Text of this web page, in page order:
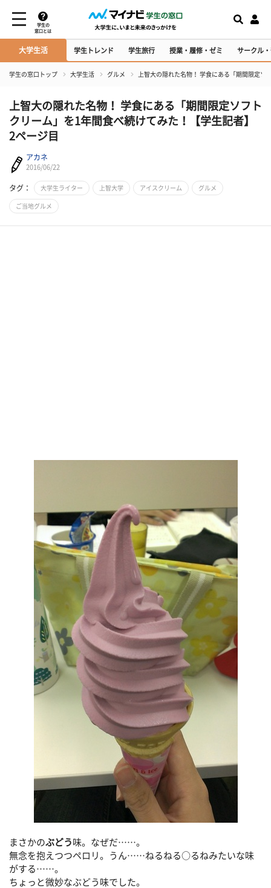
学生の
窓口とは
大学生活 学生トレンド 学生旅行 授業・履修・ゼミ サークル
学生の窓口トップ 大学生活 グルメ 上智大の隠れた名物！ 学食にある「期間限定
上智大の隠れた名物！ 学食にある「期間限定ソフト
クリーム」を1年間食べ続けてみた！【学生記者】
2ページ目
アカネ
2016/06/22
タグ： 大学生ライター 上智大学 アイスクリーム グルメ
ご当地グルメ
まさかのぶどう 味。なぜだ……。
無念を抱えつつペロリ。うん……ねるねる○るねみたいな味
がする……。
ちょっと微妙なぶどう味でした。